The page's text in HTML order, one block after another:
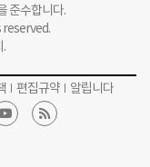
준수합니다.
.
편집규약 알립니다